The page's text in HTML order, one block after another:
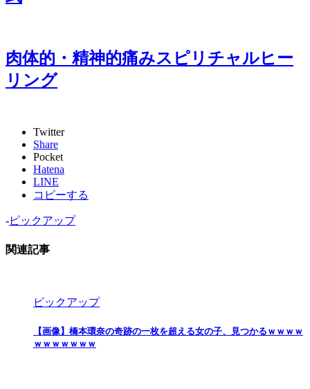
肉体的・精神的痛みスピリチャルヒー
リング
Twitter
Share
Pocket
Hatena
LINE
コピーする
-ピックアップ
関連記事
ピックアップ
【画像】橋本環奈の奇跡の一枚を超える女の子、見つかるｗｗｗｗ
ｗｗｗｗｗｗｗ